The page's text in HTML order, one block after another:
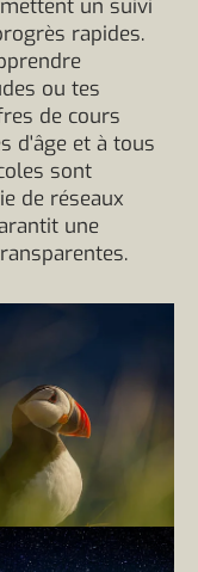
un suivi
rapides.
ou tes
de cours
d'âge et à tous
sont
de réseaux
une